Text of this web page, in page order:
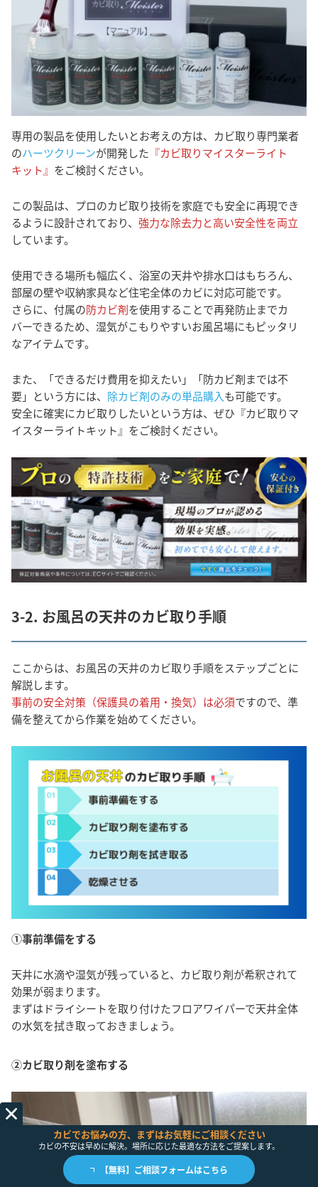
専用の製品を使用したいとお考えの方は、カビ取り専門業者
のハーツクリーンが開発した 『カビ取りマイスターライト
キット』 をご検討ください。
この製品は、プロのカビ取り技術を家庭でも安全に再現でき
るように設計されており、 強力な除去力と高い安全性を両立
しています。
使用できる場所も幅広く、浴室の天井や排水口はもちろん、
部屋の壁や収納家具など住宅全体のカビに対応可能です。
さらに、付属の防カビ剤を使用することで再発防止までカ
バーできるため、湿気がこもりやすいお風呂場にもピッタリ
なアイテムです。
また、「できるだけ費用を抑えたい」「防カビ剤までは不
要」という方には、 除カビ剤のみの単品購入も可能です。
安全に確実にカビ取りしたいという方は、ぜひ『カビ取りマ
イスターライトキット』をご検討ください。
3-2. お風呂の天井のカビ取り手順
ここからは、お風呂の天井のカビ取り手順をステップごとに
解説します。
事前の安全対策（保護具の着用・換気）は必須ですので、準
備を整えてから作業を始めてください。
①事前準備をする
天井に水滴や湿気が残っていると、カビ取り剤が希釈されて
効果が弱まります。
まずはドライシートを取り付けたフロアワイパーで天井全体
の水気を拭き取っておきましょう。
②カビ取り剤を塗布する
カビでお悩みの方、まずはお気軽にご相談ください
カビの不安は早めに解決。場所に応じた最適な方法をご提案します。
【無料】ご相談フォームはこちら